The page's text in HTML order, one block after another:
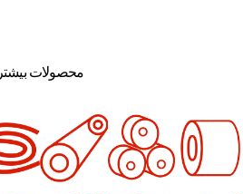
محصولات بیشتر